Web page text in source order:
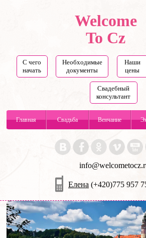
Welcome
To Cz
С чего
начать
Необходимые
документы
Наши
цены
Свадебный
консультант
Главная Свадьба Венчание
Елена (+420)775 957